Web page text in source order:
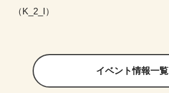
（K_2_I）
イベント情報一覧